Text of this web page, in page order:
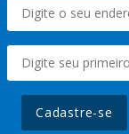
Cadastre-se